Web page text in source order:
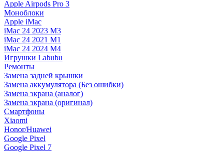
Apple Airpods Pro 3
Моноблоки
Apple iMac
iMac 24 2023 M3
iMac 24 2021 M1
iMac 24 2024 M4
Игрушки Labubu
Ремонты
Замена задней крышки
Замена аккумулятора (Без ошибки)
Замена экрана (аналог)
Замена экрана (оригинал)
Смартфоны
Xiaomi
Honor/Huawei
Google Pixel
Google Pixel 7